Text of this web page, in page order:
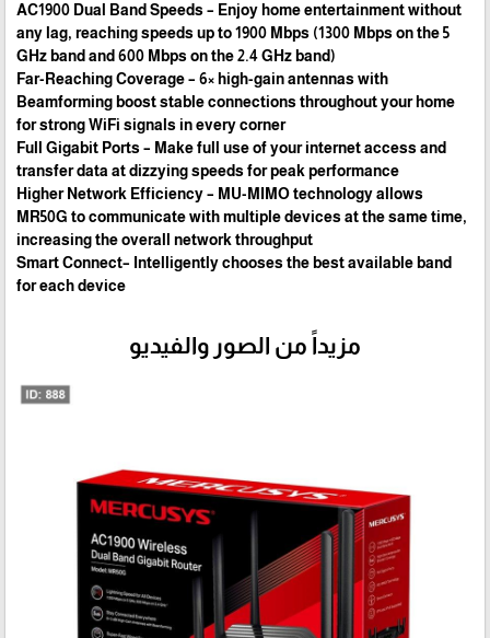
AC1900 Dual Band Speeds – Enjoy home entertainment without
any lag, reaching speeds up to 1900 Mbps (1300 Mbps on the 5
GHz band and 600 Mbps on the 2.4 GHz band)
Far-Reaching Coverage – 6× high-gain antennas with
Beamforming boost stable connections throughout your home
for strong WiFi signals in every corner
Full Gigabit Ports – Make full use of your internet access and
transfer data at dizzying speeds for peak performance
Higher Network Efficiency – MU-MIMO technology allows
MR50G to communicate with multiple devices at the same time,
increasing the overall network throughput
Smart Connect– Intelligently chooses the best available band
for each device
مزيداً من الصور والفيديو